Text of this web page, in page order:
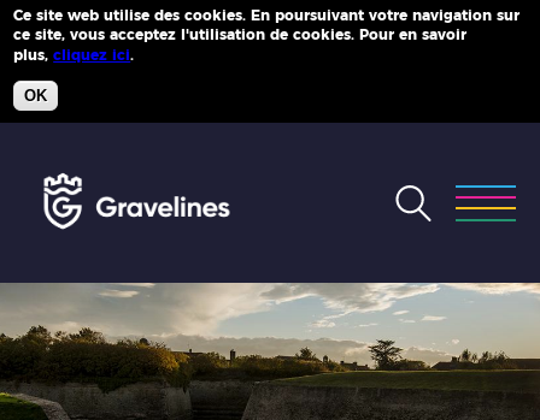
Ce site web utilise des cookies. En poursuivant votre navigation sur
ce site, vous acceptez l'utilisation de cookies. Pour en savoir
plus,cliquez ici.
OK